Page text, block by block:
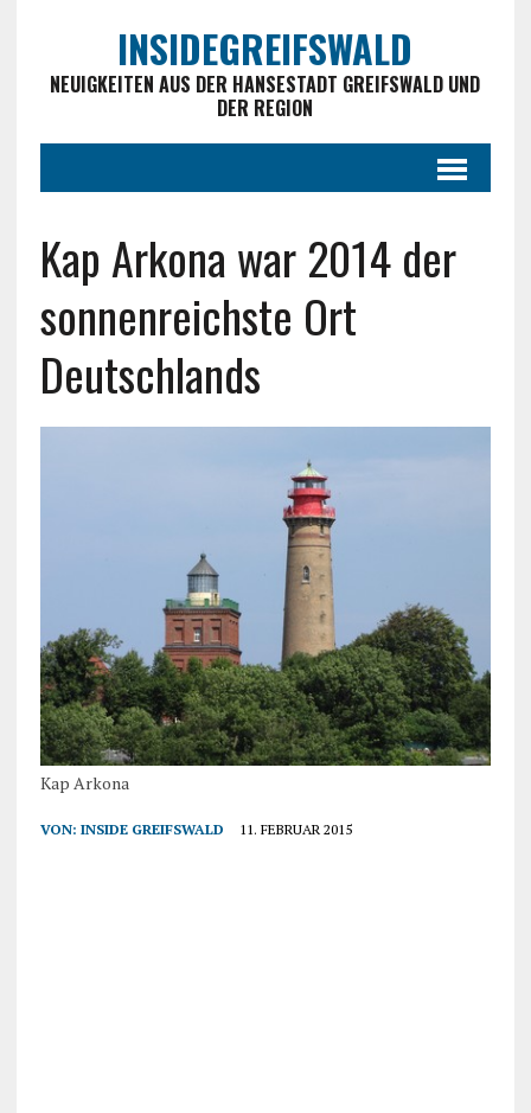
INSIDEGREIFSWALD
NEUIGKEITEN AUS DER HANSESTADT GREIFSWALD UND
DER REGION
Kap Arkona war 2014 der
sonnenreichste Ort
Deutschlands
Kap Arkona
VON: INSIDE GREIFSWALD 11. FEBRUAR 2015